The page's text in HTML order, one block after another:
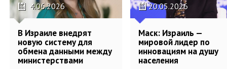
4.06.2026
В Израиле внедрят
новую систему для
обмена данными между
министерствами
20.05.2026
Маск: Израиль —
мировой лидер по
инновациям на душу
населения